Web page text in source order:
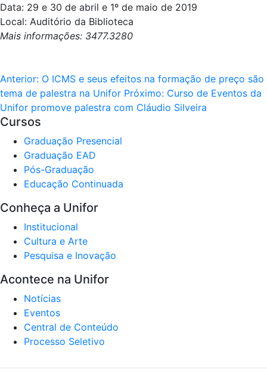
Data: 29 e 30 de abril e 1º de maio de 2019
Local: Auditório da Biblioteca
Mais informações: 3477.3280
Anterior: O ICMS e seus efeitos na formação de preço são
tema de palestra na Unifor Próximo: Curso de Eventos da
Unifor promove palestra com Cláudio Silveira
Cursos
Graduação Presencial
Graduação EAD
Pós-Graduação
Educação Continuada
Conheça a Unifor
Institucional
Cultura e Arte
Pesquisa e Inovação
Acontece na Unifor
Notícias
Eventos
Central de Conteúdo
Processo Seletivo